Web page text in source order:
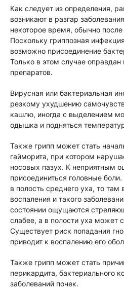
Как следует из определения,
возникают в разгар
некоторое время, обычно
Поскольку гриппозная
возможно присоединение
Только в этом случае
препаратов.
Вирусная или бактериальная
резкому ухудшению
кашлю, иногда с выделением
одышка и подняться
Также грипп может стать
гайморита, при котором
носовых пазух. К неприятным
присоединиться головные
в полость среднего уха, то там
воспаления и такого
состоянии ощущаются
слабее, а в полости уха может
Существует риск попадания
приводит к воспалению его
Также грипп может стать
перикардита, бактериального
заболеваний почек.